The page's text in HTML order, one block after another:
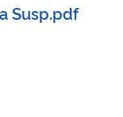
Susp.pdf